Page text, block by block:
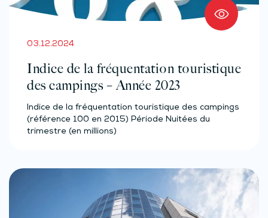
03.12.2024
Indice de la fréquentation touristique
des campings – Année 2023
Indice de la fréquentation touristique des campings
(référence 100 en 2015) Période Nuitées du
trimestre (en millions)